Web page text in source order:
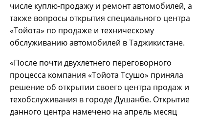
числе куплю-продажу и ремонт автомобилей, а
также вопросы открытия специального центра
«Тойота» по продаже и техническому
обслуживанию автомобилей в Таджикистане.
«После почти двухлетнего переговорного
процесса компания «Тойота Тсушо» приняла
решение об открытии своего центра продаж и
техобслуживания в городе Душанбе. Открытие
данного центра намечено на апрель месяц